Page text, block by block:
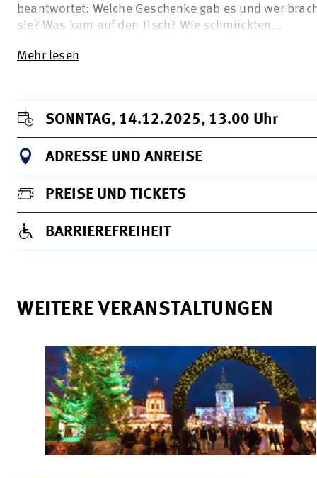
beantwortet: Welche Geschenke gab es und wer
sie? Was kam auf den Tisch? Wie schmückten...
Mehr lesen
SONNTAG, 14.12.2025, 13.00 Uhr
ADRESSE UND ANREISE
PREISE UND TICKETS
BARRIEREFREIHEIT
WEITERE VERANSTALTUNGEN